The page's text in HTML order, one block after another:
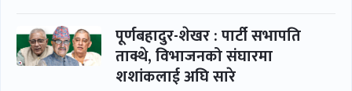
पूर्णबहादुर-शेखर : पार्टी सभापति
ताक्थे, विभाजनको संघारमा
शशांकलाई अघि सारे